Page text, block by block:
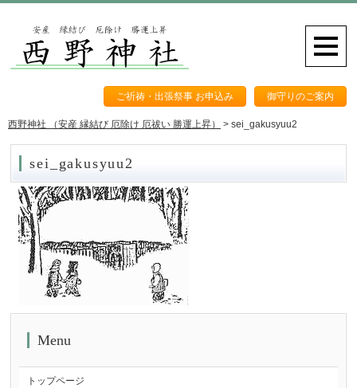
ご祈祷・出張祭事 お申込み 御守りのご案内
西野神社 （安産 縁結び 厄除け 厄祓い 勝運上昇） > sei_gakusyuu2
sei_gakusyuu2
Menu
トップページ